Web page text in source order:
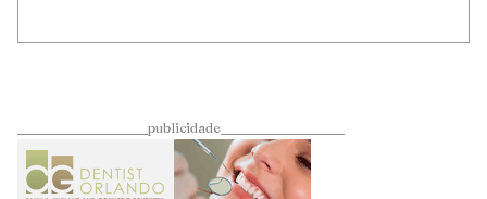
____________________publicidade___________________